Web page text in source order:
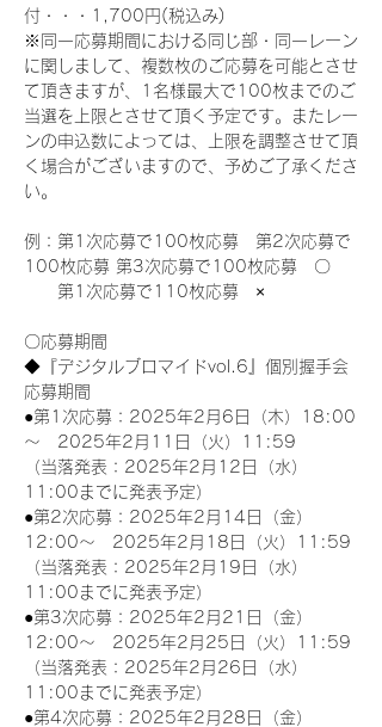
付・・・1,700円(税込み)
※同一応募期間における同じ部・同一レーン
に関しまして、複数枚のご応募を可能とさせ
て頂きますが、1名様最大で100枚までのご
当選を上限とさせて頂く予定です。またレー
ンの申込数によっては、上限を調整させて頂
く場合がございますので、予めご了承くださ
い。
例：第1次応募で100枚応募　第2次応募で
100枚応募 第3次応募で100枚応募　〇
第1次応募で110枚応募　×
〇応募期間
◆『デジタルブロマイドvol.6』個別握手会
応募期間
●第1次応募：2025年2月6日（木）18:00
～　2025年2月11日（火）11:59
（当落発表：2025年2月12日（水）
11:00までに発表予定）
●第2次応募：2025年2月14日（金）
12:00～　2025年2月18日（火）11:59
（当落発表：2025年2月19日（水）
11:00までに発表予定）
●第3次応募：2025年2月21日（金）
12:00～　2025年2月25日（火）11:59
（当落発表：2025年2月26日（水）
11:00までに発表予定）
●第4次応募：2025年2月28日（金）